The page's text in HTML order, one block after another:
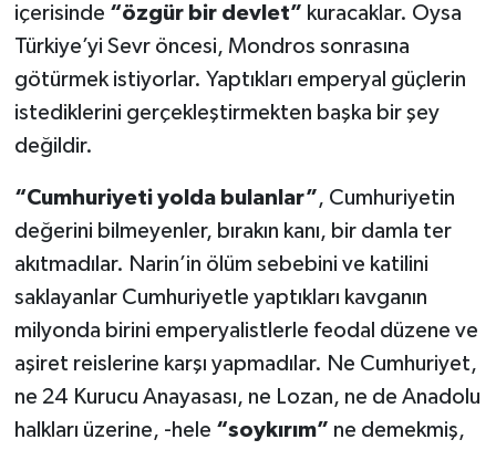
içerisinde “özgür bir devlet” kuracaklar. Oysa
Türkiye’yi Sevr öncesi, Mondros sonrasına
götürmek istiyorlar. Yaptıkları emperyal güçlerin
istediklerini gerçekleştirmekten başka bir şey
değildir.
“Cumhuriyeti yolda bulanlar”, Cumhuriyetin
değerini bilmeyenler, bırakın kanı, bir damla ter
akıtmadılar. Narin’in ölüm sebebini ve katilini
saklayanlar Cumhuriyetle yaptıkları kavganın
milyonda birini emperyalistlerle feodal düzene ve
aşiret reislerine karşı yapmadılar. Ne Cumhuriyet,
ne 24 Kurucu Anayasası, ne Lozan, ne de Anadolu
halkları üzerine, -hele “soykırım” ne demekmiş,